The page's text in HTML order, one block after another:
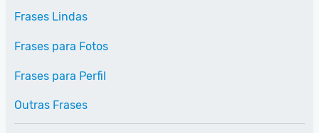
Frases Lindas
Frases para Fotos
Frases para Perfil
Outras Frases